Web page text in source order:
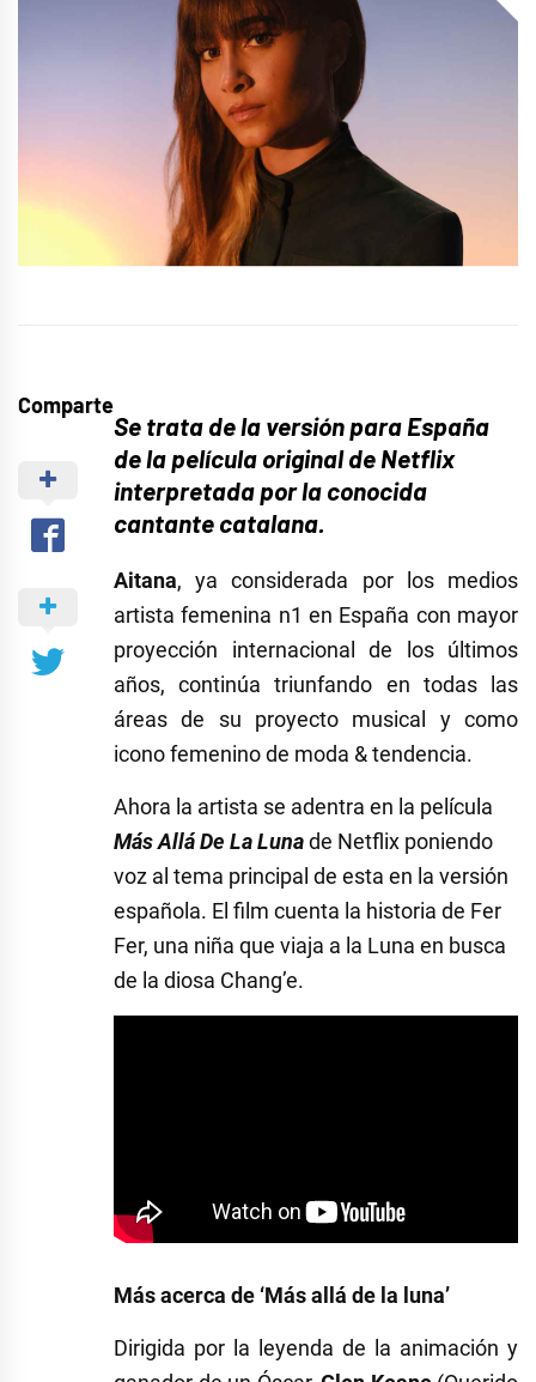
Comparte
Se trata de la versión para España
de la película original de Netflix
interpretada por la conocida
cantante catalana.
Aitana, ya considerada por los medios
artista femenina n1 en España con mayor
proyección internacional de los últimos
años, continúa triunfando en todas las
áreas de su proyecto musical y como
icono femenino de moda & tendencia.
Ahora la artista se adentra en la película
Más Allá De La Lunade Netflix poniendo
voz al tema principal de esta en la versión
española. El film cuenta la historia de Fer
Fer, una niña que viaja a la Luna en busca
de la diosa Chang’e.
Más acerca de ‘Más allá de la luna’
Dirigida por la leyenda de la animación y